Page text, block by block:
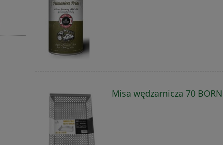
Misa wędzarnicza 70